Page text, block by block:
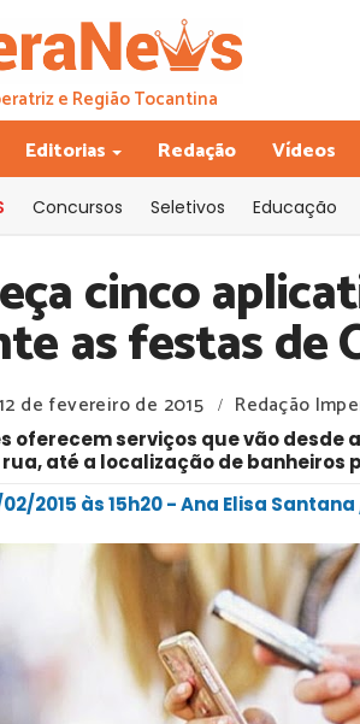
e Região Tocantina
Editorias Redação Vídeos
Concursos Seletivos Educação
cinco
as festas de
de fevereiro de 2015 / Redação
oferecem serviços que vão
rua, até a localização de banheiros
02/2015 às 15h20 - Ana Elisa